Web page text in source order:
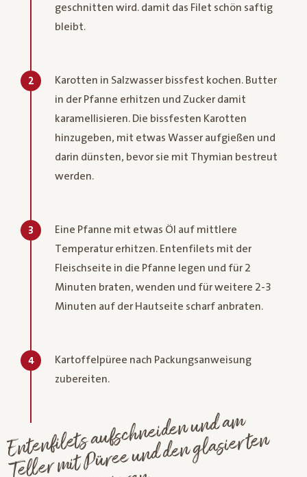
geschnitten wird. damit das Filet schön saftig
bleibt.
2
Karotten in Salzwasser bissfest kochen. Butter
in der Pfanne erhitzen und Zucker damit
karamellisieren. Die bissfesten Karotten
hinzugeben, mit etwas Wasser aufgießen und
darin dünsten, bevor sie mit Thymian bestreut
werden.
3
Eine Pfanne mit etwas Öl auf mittlere
Temperatur erhitzen. Entenfilets mit der
Fleischseite in die Pfanne legen und für 2
Minuten braten, wenden und für weitere 2-3
Minuten auf der Hautseite scharf anbraten.
4
Kartoffelpüree nach Packungsanweisung
zubereiten.
Entenfilets aufschneiden und a
m
Teller
mit
Püree und den glasierten